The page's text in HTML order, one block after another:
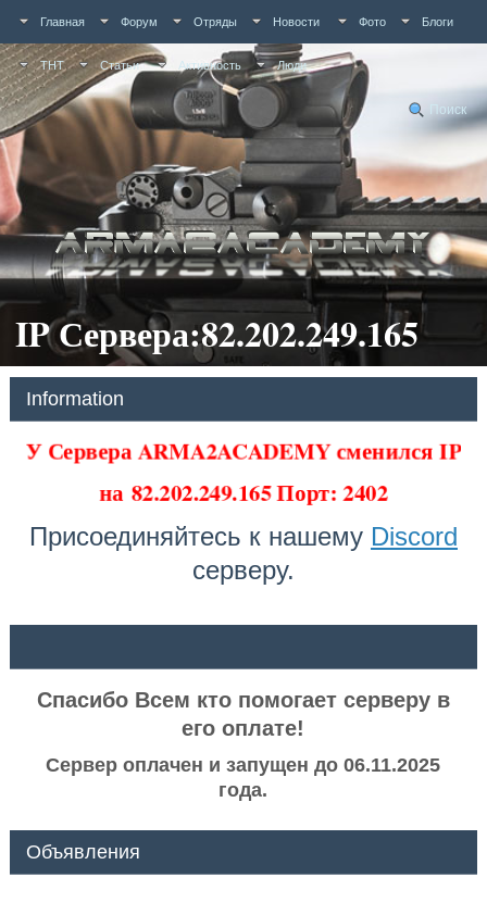
Главная Форум Отряды Новости Фото Блоги
ТНТ Статьи Активность Люди
Поиск
IP Сервера:82.202.249.165
Information
У Сервера ARMA2ACADEMY сменился IP
на 82.202.249.165 Порт: 2402
Присоединяйтесь к нашему Discord
серверу.
Спасибо Всем кто помогает серверу в
его оплате!
Сервер оплачен и запущен до 06.11.2025
года.
Объявления